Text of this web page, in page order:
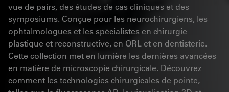
vue de pairs, des études de cas cliniques et des
symposiums. Conçue pour les neurochirurgiens, les
ophtalmologues et les spécialistes en chirurgie
plastique et reconstructive, en ORL et en dentisterie.
Cette collection met en lumière les dernières avancées
en matière de microscopie chirurgicale. Découvrez
comment les technologies chirurgicales de pointe,